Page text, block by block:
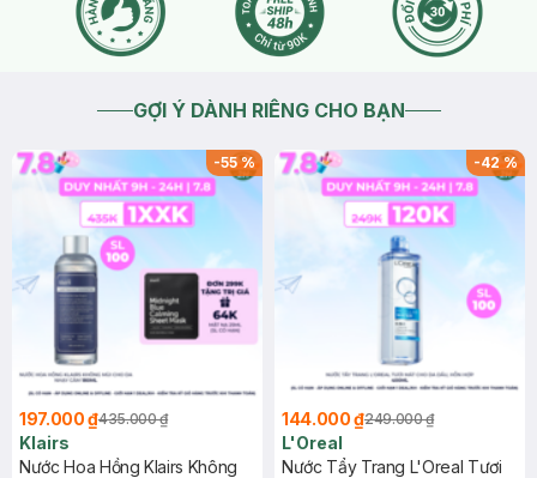
GỢI Ý DÀNH RIÊNG CHO BẠN
-55%
197.000 ₫435.000 ₫
Klairs
Nước Hoa Hồng Klairs Không
-42%
144.000 ₫249.000 ₫
L'Oreal
Nước Tẩy Trang L'Oreal Tươi